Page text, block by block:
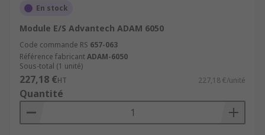
En stock
Module E/S Advantech ADAM 6050
Code commande RS 657-063
Référence fabricantADAM-6050
Sous-total (1 unité)
227,18 €HT 227,18 €/unité
Quantité